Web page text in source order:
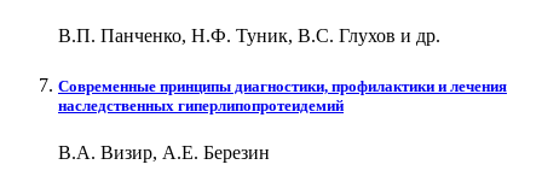
В.П. Панченко, Н.Ф. Туник, В.С. Глухов и др.
Современные принципы диагностики, профилактики и лечения
наследственных гиперлипопротеидемий
В.А. Визир, А.Е. Березин